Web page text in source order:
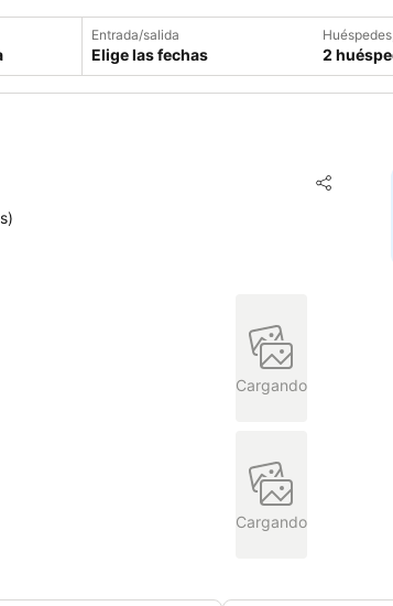
Entrada/salida
Elige las fechas 2
Compartir
)
Cargando
Cargando